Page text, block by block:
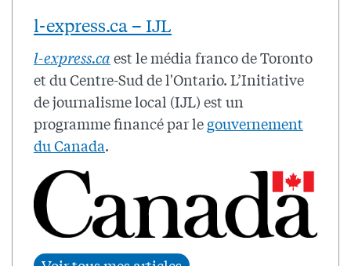
l-express.ca – IJL
l-express.caest le média franco de Toronto
et du Centre-Sud de l'Ontario. L’Initiative
de journalisme local (IJL) est un
programme financé par legouvernement
du Canada.